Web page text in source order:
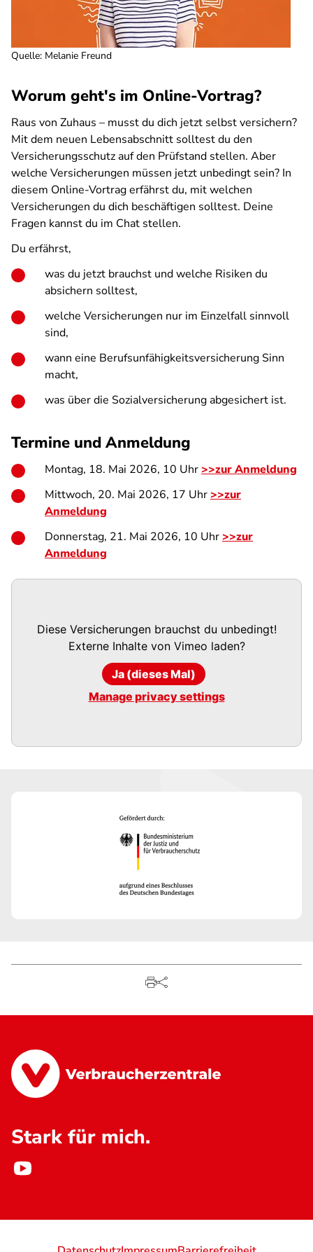
Quelle: Melanie Freund
Worum geht's im Online-Vortrag?
Raus von Zuhaus – musst du dich jetzt selbst versichern?
Mit dem neuen Lebensabschnitt solltest du den
Versicherungsschutz auf den Prüfstand stellen. Aber
welche Versicherungen müssen jetzt unbedingt sein? In
diesem Online-Vortrag erfährst du, mit welchen
Versicherungen du dich beschäftigen solltest. Deine
Fragen kannst du im Chat stellen.
Du erfährst,
was du jetzt brauchst und welche Risiken du
absichern solltest,
welche Versicherungen nur im Einzelfall sinnvoll
sind,
wann eine Berufsunfähigkeitsversicherung Sinn
macht,
was über die Sozialversicherung abgesichert ist.
Termine und Anmeldung
Montag, 18. Mai 2026, 10 Uhr>>zur Anmeldung
Mittwoch, 20. Mai 2026, 17 Uhr>>zur
Anmeldung
Donnerstag, 21. Mai 2026, 10 Uhr>>zur
Anmeldung
Diese Versicherungen brauchst du unbedingt!
Externe Inhalte von Vimeo laden?
Ja (dieses Mal)
Manage privacy settings
Stark für mich.